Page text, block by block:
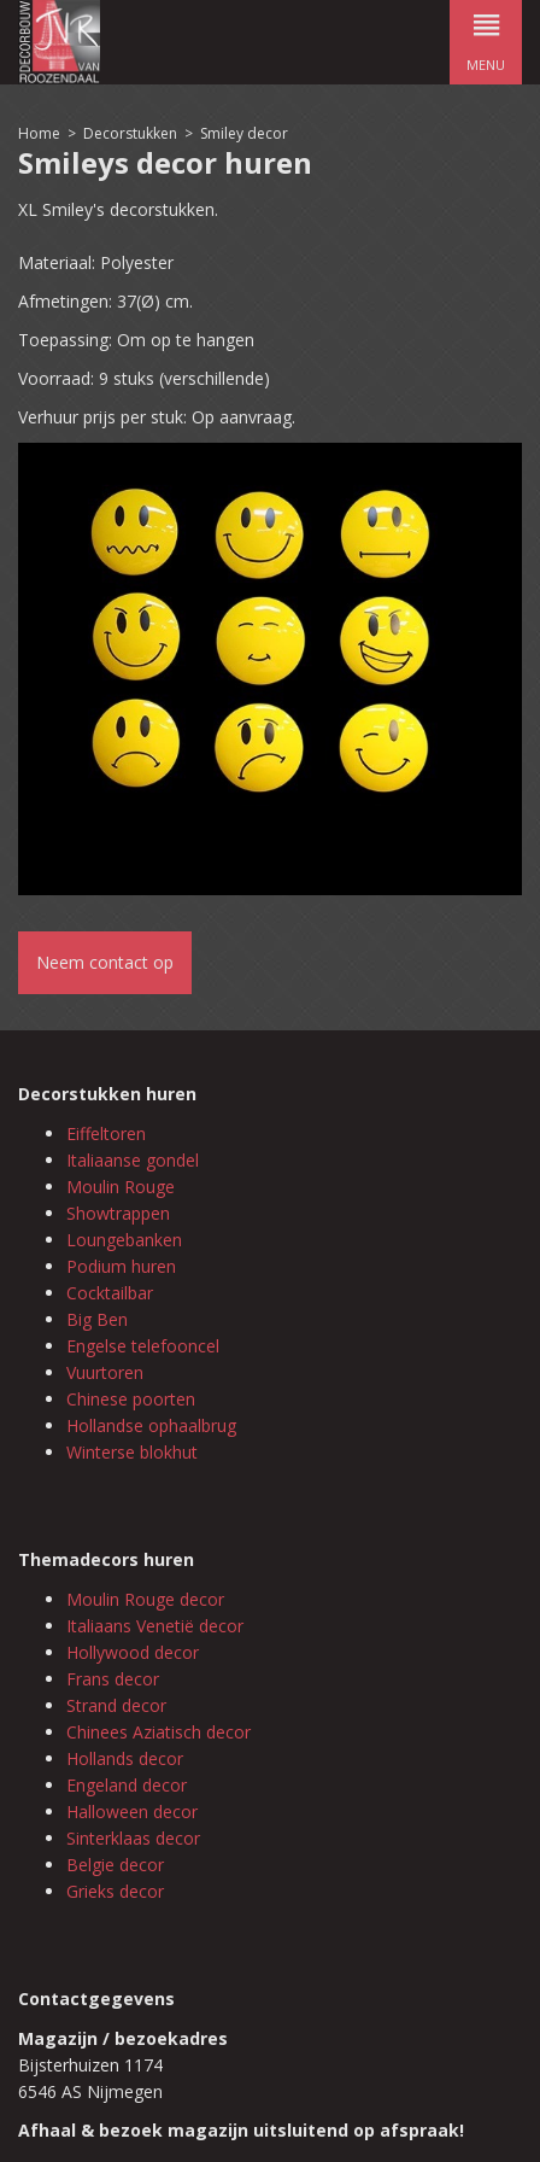
MENU
Home > Decorstukken > Smiley decor
Smileys decor huren
XL Smiley's decorstukken.
Materiaal: Polyester
Afmetingen: 37(Ø) cm.
Toepassing: Om op te hangen
Voorraad: 9 stuks (verschillende)
Verhuur prijs per stuk: Op aanvraag.
Neem contact op
Decorstukken huren
Eiffeltoren
Italiaanse gondel
Moulin Rouge
Showtrappen
Loungebanken
Podium huren
Cocktailbar
Big Ben
Engelse telefooncel
Vuurtoren
Chinese poorten
Hollandse ophaalbrug
Winterse blokhut
Themadecors huren
Moulin Rouge decor
Italiaans Venetië decor
Hollywood decor
Frans decor
Strand decor
Chinees Aziatisch decor
Hollands decor
Engeland decor
Halloween decor
Sinterklaas decor
Belgie decor
Grieks decor
Contactgegevens
Magazijn / bezoekadres
Bijsterhuizen 1174
6546 AS Nijmegen
Afhaal & bezoek magazijn uitsluitend op afspraak!